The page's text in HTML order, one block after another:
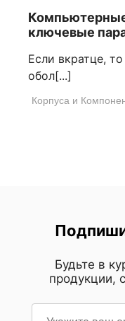
ключевые
Если вкратце,
обол[...]
Корпуса и
Будьте в
продукции,